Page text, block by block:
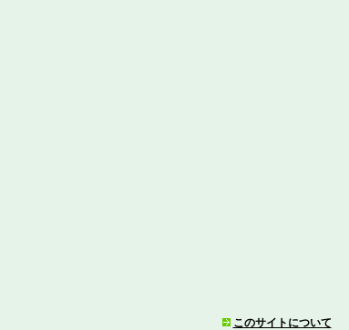
このサイトについて